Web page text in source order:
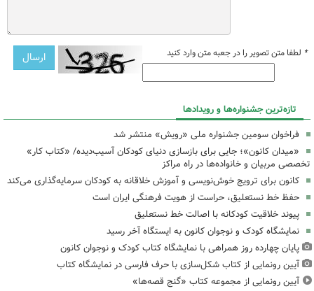
* لطفا متن تصویر را در جعبه متن وارد کنید
تازه‌ترین جشنواره‌ها و رویدادها
فراخوان سومین جشنواره ملی «رویش» منتشر شد
«میدان کانون»؛ جایی برای بازسازی دنیای کودکان آسیب‌دیده/ «کتاب کار»
تخصصی مربیان و خانواده‌ها در راه مراکز
کانون برای ترویج خوش‌نویسی و آموزش خلاقانه به کودکان سرمایه‌گذاری می‌کند
حفظ خط نستعلیق، حراست از هویت فرهنگی ایران است
پیوند خلاقیت کودکانه با اصالت خط نستعلیق
نمایشگاه کودک و نوجوان کانون به ایستگاه آخر رسید
پایان چهارده روز همراهی با نمایشگاه کتاب کودک و نوجوان کانون
آیین رونمایی از کتاب شکل‌سازی با حرف فارسی در نمایشگاه کتاب
آیین رونمایی از مجموعه کتاب «گنج قصه‌ها»